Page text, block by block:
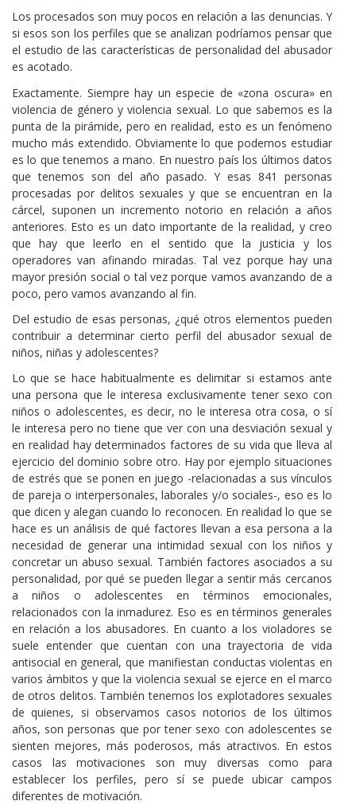
Los procesados son muy pocos en relación a las denuncias. Y
si esos son los perfiles que se analizan podríamos pensar que
el estudio de las características de personalidad del abusador
es acotado.
Exactamente. Siempre hay un especie de «zona oscura» en
violencia de género y violencia sexual. Lo que sabemos es la
punta de la pirámide, pero en realidad, esto es un fenómeno
mucho más extendido. Obviamente lo que podemos estudiar
es lo que tenemos a mano. En nuestro país los últimos datos
que tenemos son del año pasado. Y esas 841 personas
procesadas por delitos sexuales y que se encuentran en la
cárcel, suponen un incremento notorio en relación a años
anteriores. Esto es un dato importante de la realidad, y creo
que hay que leerlo en el sentido que la justicia y los
operadores van afinando miradas. Tal vez porque hay una
mayor presión social o tal vez porque vamos avanzando de a
poco, pero vamos avanzando al fin.
Del estudio de esas personas, ¿qué otros elementos pueden
contribuir a determinar cierto perfil del abusador sexual de
niños, niñas y adolescentes?
Lo que se hace habitualmente es delimitar si estamos ante
una persona que le interesa exclusivamente tener sexo con
niños o adolescentes, es decir, no le interesa otra cosa, o sí
le interesa pero no tiene que ver con una desviación sexual y
en realidad hay determinados factores de su vida que lleva al
ejercicio del dominio sobre otro. Hay por ejemplo situaciones
de estrés que se ponen en juego -relacionadas a sus vínculos
de pareja o interpersonales, laborales y/o sociales-, eso es lo
que dicen y alegan cuando lo reconocen. En realidad lo que se
hace es un análisis de qué factores llevan a esa persona a la
necesidad de generar una intimidad sexual con los niños y
concretar un abuso sexual. También factores asociados a su
personalidad, por qué se pueden llegar a sentir más cercanos
a niños o adolescentes en términos emocionales,
relacionados con la inmadurez. Eso es en términos generales
en relación a los abusadores. En cuanto a los violadores se
suele entender que cuentan con una trayectoria de vida
antisocial en general, que manifiestan conductas violentas en
varios ámbitos y que la violencia sexual se ejerce en el marco
de otros delitos. También tenemos los explotadores sexuales
de quienes, si observamos casos notorios de los últimos
años, son personas que por tener sexo con adolescentes se
sienten mejores, más poderosos, más atractivos. En estos
casos las motivaciones son muy diversas como para
establecer los perfiles, pero sí se puede ubicar campos
diferentes de motivación.